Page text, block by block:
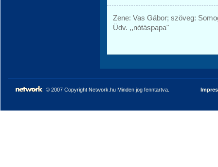
Zene: Vas Gábor; szöveg:
Üdv. ,,nótáspapa"
© 2007 Copyright Network.hu Minden jog fenntartva.